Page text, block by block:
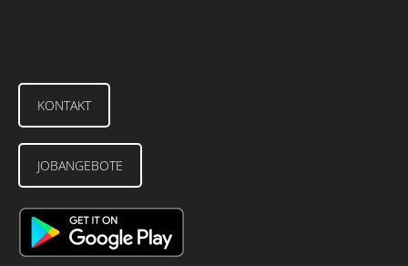
KONTAKT
JOBANGEBOTE